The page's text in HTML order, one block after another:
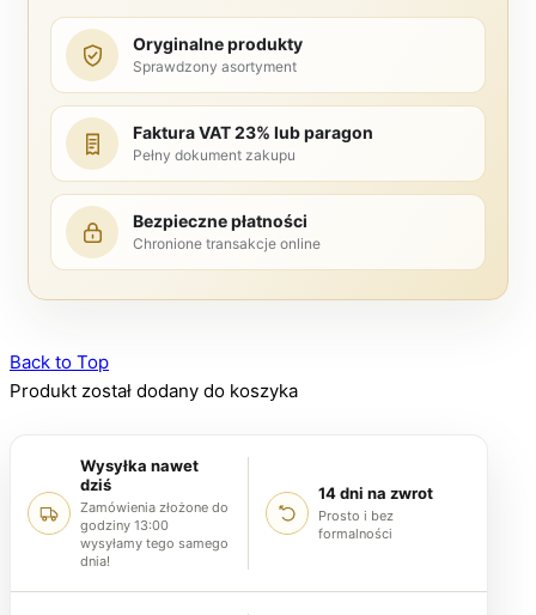
Oryginalne produkty
Sprawdzony asortyment
Faktura VAT 23% lub paragon
Pełny dokument zakupu
Bezpieczne płatności
Chronione transakcje online
Back to Top
Produkt został dodany do koszyka
Wysyłka nawet
dziś
Zamówienia złożone do
godziny 13:00
wysyłamy tego samego
dnia!
14 dni na zwrot
Prosto i bez
formalności